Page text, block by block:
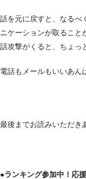
話を元に戻すと、なるべ
ニケーションが取ること
話攻撃がくると、ちょっ
電話もメールもいいあん
最後までお読みいただき
●ランキング参加中！応